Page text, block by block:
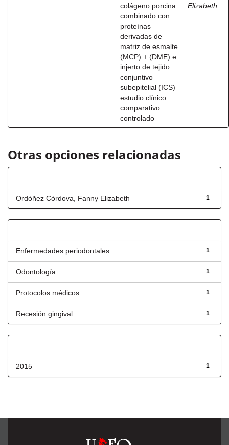
colágeno porcina
combinado con
proteínas
derivadas de
matriz de esmalte
(MCP) + (DME) e
injerto de tejido
conjuntivo
subepitelial (ICS)
estudio clínico
comparativo
controlado
Elizabeth
Otras opciones relacionadas
1
Ordóñez Córdova, Fanny Elizabeth
1
Enfermedades periodontales
1
Odontología
1
Protocolos médicos
1
Recesión gingival
1
2015